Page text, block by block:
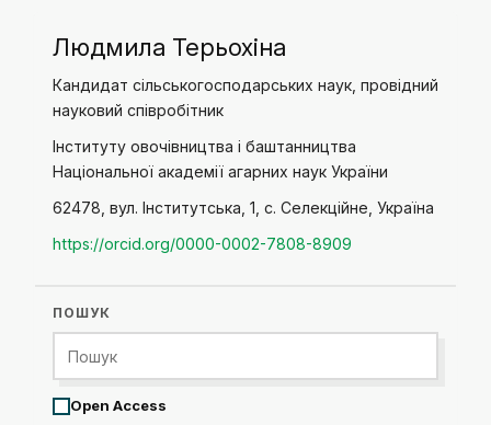
Людмила Терьохіна
Кандидат сільськогосподарських наук, провідний
науковий співробітник
Інституту овочівництва і баштанництва
Національної академії агарних наук України
62478, вул. Інститутська, 1, с. Селекційне, Україна
https://orcid.org/0000-0002-7808-8909
ПОШУК
Open Access